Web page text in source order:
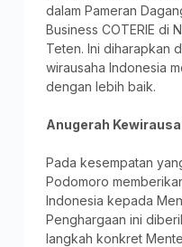
dalam Pameran
Business COTERIE di
Teten. Ini diharapkan
wirausaha Indonesia
dengan lebih baik.
Anugerah
Pada kesempatan
Podomoro
Indonesia kepada
Penghargaan ini
langkah konkret